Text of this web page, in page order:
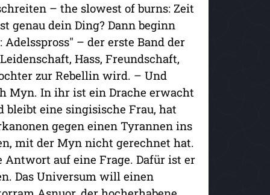
– the slowest of burns: Zeit
genau dein Ding? Dann beginn
– der erste Band der
Hass, Freundschaft,
zur Rebellin wird. – Und
Myn. In ihr ist ein Drache erwacht
eine singisische Frau, hat
gegen einen Tyrannen ins
mit der Myn nicht gerechnet hat.
auf eine Frage. Dafür ist er
Das Universum will einen